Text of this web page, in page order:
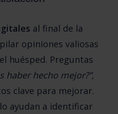
al final de la
opiniones valiosas
huésped. Preguntas
haber hecho mejor?”,
clave para mejorar.
ayudan a identificar